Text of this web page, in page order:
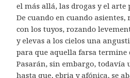
el más allá, las drogas y el arte
De cuando en cuando asientes,
con los tuyos, rozando
y elevas a los cielos una
para que aquella farsa termine
Pasarán, sin embargo, todavía
hasta que, ebria y afónica, se